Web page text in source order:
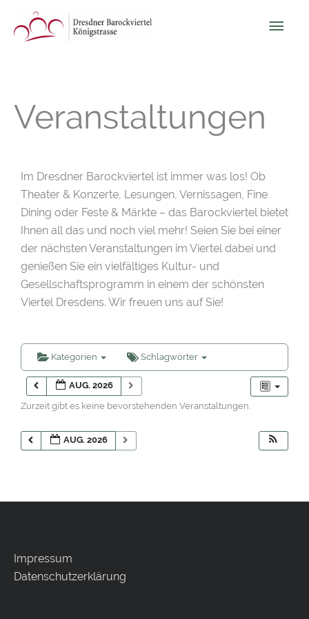
Inhalt
springen
Veranstaltungen
Im Dresdner Barockviertel ist immer was los! Ob
Theater & Konzerte, Lesungen, Vernissagen, Fine
Dining oder Feste & Märkte – das Barockviertel bietet
Ihnen all das und noch viel mehr! Seien Sie bei einer
der nächsten Veranstaltungen im Viertel dabei und
genießen Sie ein vielfältiges Kultur- und
Gesellschaftsprogramm in einem der schönsten
Viertel Dresdens. Wir freuen uns auf Sie!
Kategorien Schlagwörter
AUG. 2026
Zurzeit gibt es keine bevorstehenden Veranstaltungen.
AUG. 2026
Impressum
Datenschutzerklärung